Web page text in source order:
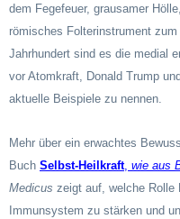
dem Fegefeuer, grausamer
römisches Folterinstrument
Jahrhundert sind es die medial
vor Atomkraft, Donald Trump
aktuelle Beispiele zu nennen.
Mehr über ein erwachtes
Buch Selbst-Heilkraft, wie aus
Medicus zeigt auf, welche Rolle
Immunsystem zu stärken und